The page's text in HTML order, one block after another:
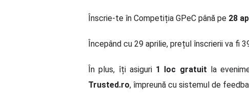
Înscrie-te în Competiția GPeC până pe 28
Începând cu 29 aprilie, prețul înscrierii va fi
În plus, îți asiguri 1 loc gratuit la
Trusted.ro, împreună cu sistemul de